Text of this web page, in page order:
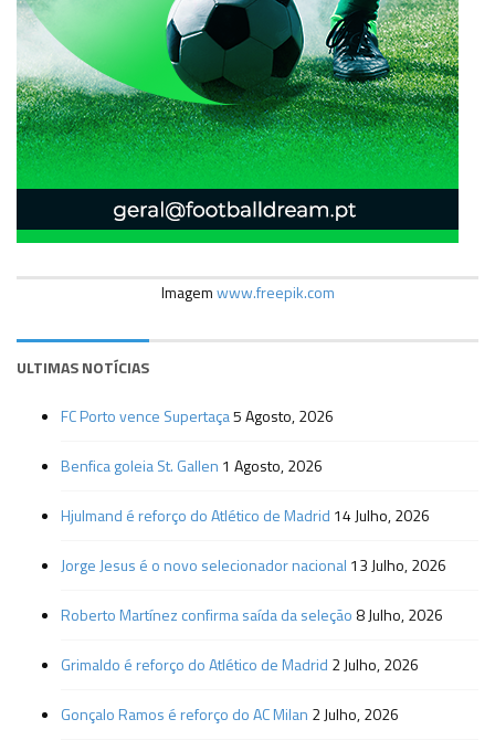
Imagemwww.freepik.com
ULTIMAS NOTÍCIAS
FC Porto vence Supertaça5 Agosto, 2026
Benfica goleia St. Gallen 1 Agosto, 2026
Hjulmand é reforço do Atlético de Madrid 14 Julho, 2026
Jorge Jesus é o novo selecionador nacional 13 Julho, 2026
Roberto Martínez confirma saída da seleção 8 Julho, 2026
Grimaldo é reforço do Atlético de Madrid 2 Julho, 2026
Gonçalo Ramos é reforço do AC Milan 2 Julho, 2026